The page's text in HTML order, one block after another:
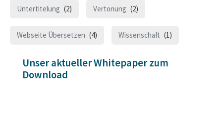
Untertitelung (2) Vertonung (2)
Webseite Übersetzen (4) Wissenschaft (1)
Unser aktueller Whitepaper zum
Download